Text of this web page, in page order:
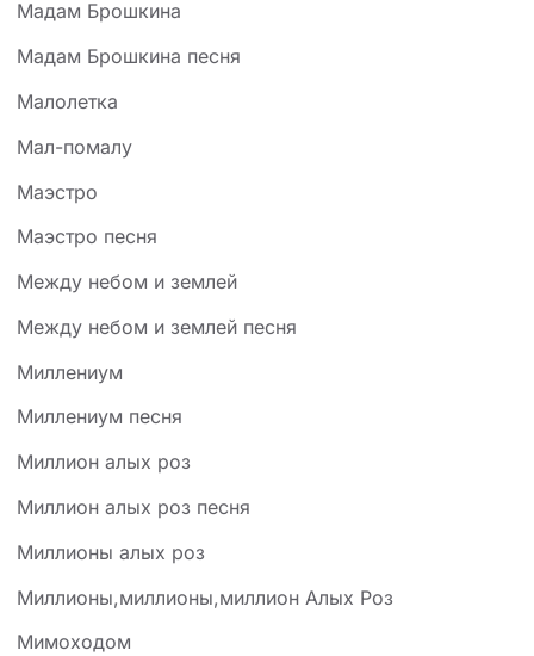
Мадам Брошкина
Мадам Брошкина песня
Малолетка
Мал-помалу
Маэстро
Маэстро песня
Между небом и землей
Между небом и землей песня
Миллениум
Миллениум песня
Миллион алых роз
Миллион алых роз песня
Миллионы алых роз
Миллионы,миллионы,миллион Алых Роз
Мимоходом